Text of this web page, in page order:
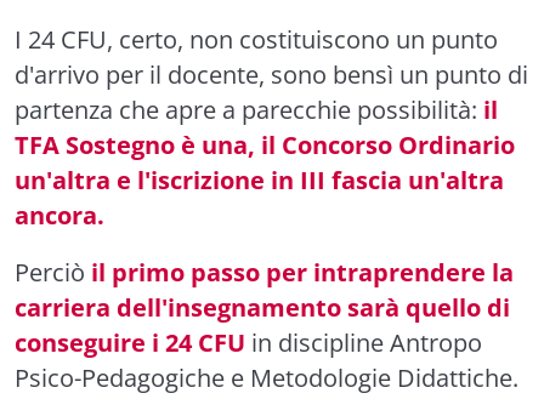
I 24 CFU, certo, non costituiscono un punto
d'arrivo per il docente, sono bensì un punto di
partenza che apre a parecchie possibilità: il
TFA Sostegno è una, il Concorso Ordinario
un'altra e l'iscrizione in III fascia un'altra
ancora.
Perciò il primo passo per intraprendere la
carriera dell'insegnamento sarà quello di
conseguire i 24 CFU in discipline Antropo
Psico-Pedagogiche e Metodologie Didattiche.